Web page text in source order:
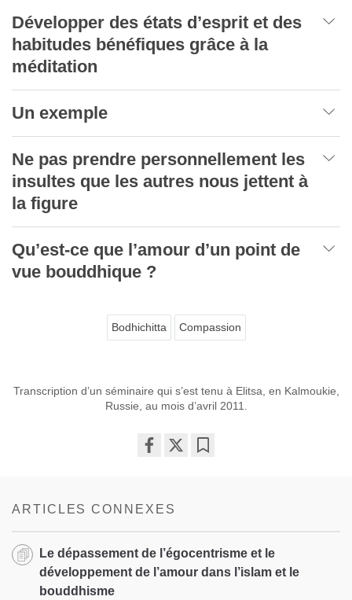
Développer des états d’esprit et des
habitudes bénéfiques grâce à la
méditation
Un exemple
Ne pas prendre personnellement les
insultes que les autres nous jettent à
la figure
Qu’est-ce que l’amour d’un point de
vue bouddhique ?
Bodhichitta Compassion
Transcription d’un séminaire qui s’est tenu à Elitsa, en Kalmoukie,
Russie, au mois d’avril 2011.
ARTICLES CONNEXES
Le dépassement de l’égocentrisme et le
développement de l’amour dans l’islam et le
bouddhisme